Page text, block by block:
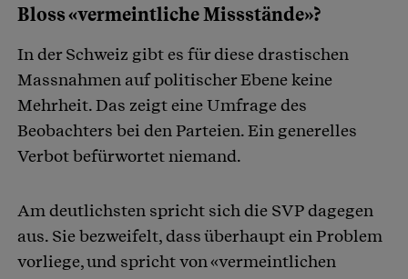
Bloss «vermeintliche Missstände»?
In der Schweiz gibt es für diese drastischen
Massnahmen auf politischer Ebene keine
Mehrheit. Das zeigt eine Umfrage des
Beobachters bei den Parteien. Ein generelles
Verbot befürwortet niemand.
Am deutlichsten spricht sich die SVP dagegen
aus. Sie bezweifelt, dass überhaupt ein Problem
vorliege, und spricht von «vermeintlichen